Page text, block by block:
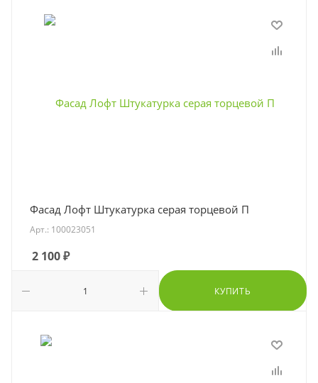
Фасад Лофт Штукатурка серая торцевой П
Арт.: 100023051
2 100₽
КУПИТЬ